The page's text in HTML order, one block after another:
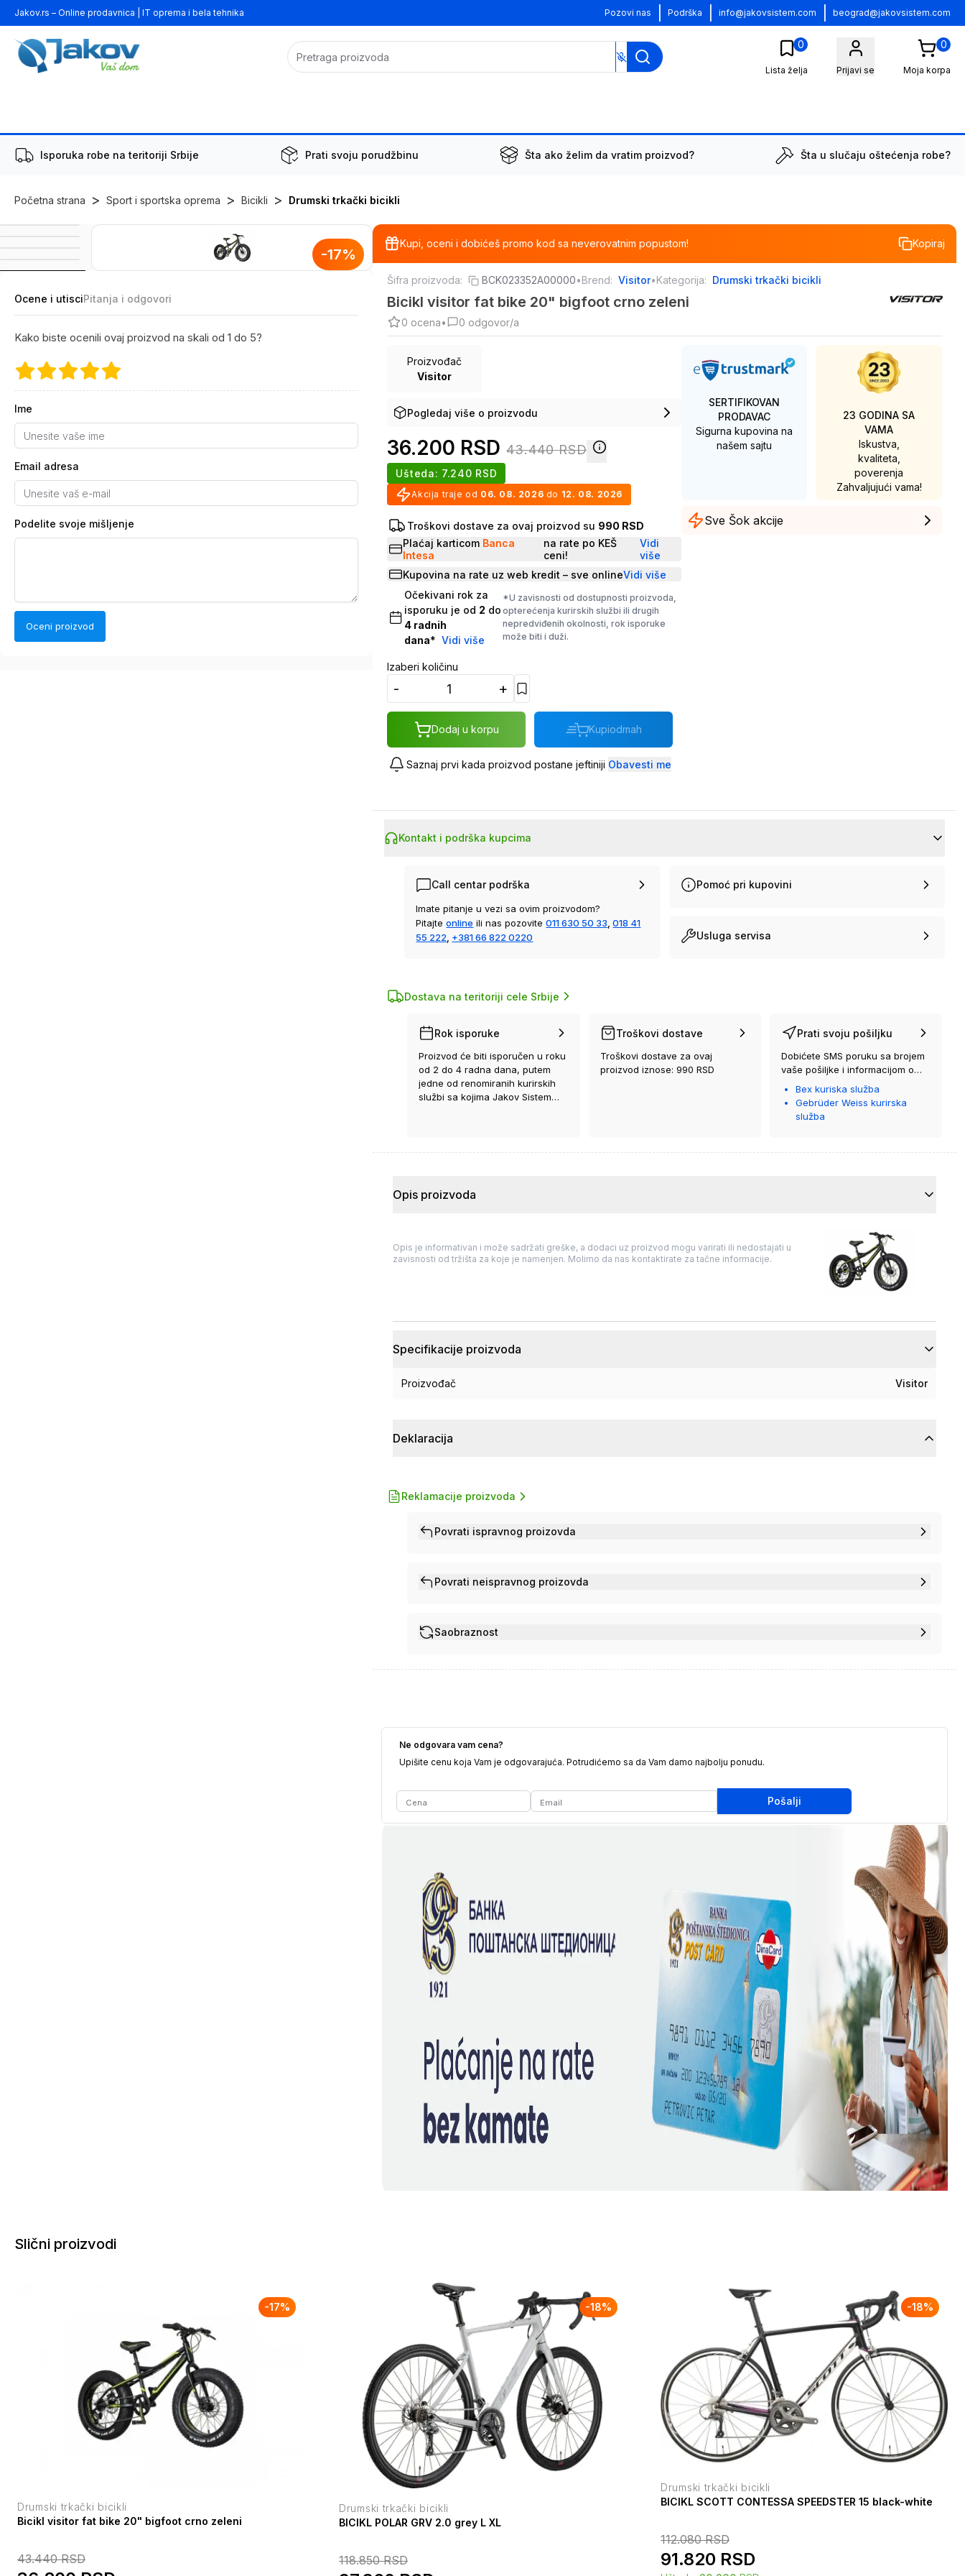
Jakov.rs – Online prodavnica | IT oprema i bela tehnika Pozovi nas Podrška info@jakovsistem.com beograd@jakovsistem.com
0
Lista želja Prijavi se
0
Moja korpa
Isporuka robe na teritoriji Srbije Prati svoju porudžbinu Šta ako želim da vratim proizvod? Šta u slučaju oštećenja robe?
Početna strana > Sport i sportska oprema > Bicikli > Drumski trkački bicikli
-17%
Ocene i utisciPitanja i odgovori
Kako biste ocenili ovaj proizvod na skali od 1 do 5?
Ime
Email adresa
Podelite svoje mišljenje
Oceni proizvod
Kupi, oceni i dobićeš promo kod sa neverovatnim popustom! Kopiraj
Šifra proizvoda: BCK023352A00000•Brend: Visitor•Kategorija: Drumski trkački bicikli
Bicikl visitor fat bike 20" bigfoot crno zeleni
0 ocena• 0 odgovor/a
Proizvođač
Visitor
Pogledaj više o proizvodu
36.200 RSD 43.440 RSD
Ušteda: 7.240 RSD
Akcija traje od 06. 08. 2026 do 12. 08. 2026
Troškovi dostave za ovaj proizvod su 990 RSD
Plaćaj karticom Banca
Intesa
na rate po KEŠ
ceni!
Vidi
više
Kupovina na rate uz web kredit – sve onlineVidi više
Očekivani rok za
isporuku je od 2 do
4 radnih
dana* Vidi više
*U zavisnosti od dostupnosti proizvoda,
opterećenja kurirskih službi ili drugih
nepredviđenih okolnosti, rok isporuke
može biti i duži.
Izaberi količinu
- +
Dodaj u korpu Kupiodmah
Saznaj prvi kada proizvod postane jeftiniji Obavesti me
SERTIFIKOVAN
PRODAVAC
Sigurna kupovina na
našem sajtu
23 GODINA SA
VAMA
Iskustva,
kvaliteta,
poverenja
Zahvaljujući vama!
Sve Šok akcije
Kontakt i podrška kupcima
Call centar podrška
Imate pitanje u vezi sa ovim proizvodom?
Pitajte online ili nas pozovite 011 630 50 33 018 41
55 222 +381 66 822 0220
Pomoć pri kupovini
Usluga servisa
Dostava na teritoriji cele Srbije
Rok isporuke
Proizvod će biti isporučen u roku
od 2 do 4 radna dana, putem
jedne od renomiranih kurirskih
službi sa kojima Jakov Sistem
Troškovi dostave
Troškovi dostave za ovaj
proizvod iznose: 990 RSD
Prati svoju pošiljku
Dobićete SMS poruku sa brojem
vaše pošiljke i informacijom o
kurirskoj službi koja će vam je
Bex kuriska služba
Gebrüder Weiss kurirska
služba
Opis proizvoda
Opis je informativan i može sadržati greške, a dodaci uz proizvod mogu varirati ili nedostajati u
zavisnosti od tržišta za koje je namenjen. Molimo da nas kontaktirate za tačne informacije.
Specifikacije proizvoda
Proizvođač Visitor
Deklaracija
Reklamacije proizvoda
Povrati ispravnog proizovda
Povrati neispravnog proizovda
Saobraznost
Ne odgovara vam cena?
Upišite cenu koja Vam je odgovarajuća. Potrudićemo sa da Vam damo najbolju ponudu.
Pošalji
Slični proizvodi
-17%
Drumski trkački bicikli
Bicikl visitor fat bike 20" bigfoot crno zeleni
43.440 RSD
-18%
Drumski trkački bicikli
BICIKL POLAR GRV 2.0 grey L XL
118.850RSD
-18%
Drumski trkački bicikli
BICIKL SCOTT CONTESSA SPEEDSTER 15 black-white
112.080RSD
91.820 RSD